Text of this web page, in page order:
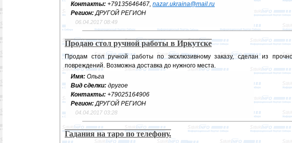
Контакты: +79135646467, nazar.ukraina@mail.ru
Регион:ДРУГОЙ РЕГИОН
06.04.2017 08:49
Продаю стол ручной работы в Иркутске
Продам стол ручной работы по эксклюзивному заказу, сделан из
повреждений. Возможна доставка до нужного места.
Имя: Ольга
Вид сделки: другое
Контакты: +79025164906
Регион:ДРУГОЙ РЕГИОН
04.04.2017 03:28
Гадания на таро по телефону.